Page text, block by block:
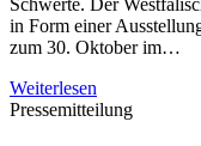
in Form einer
zum 30. Oktober im…
Weiterlesen
Pressemitteilung